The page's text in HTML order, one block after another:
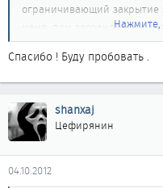
ограничивающий закрытие
меня, при засраном
выставили (как девятке))) Я
заслонку (чтоб не
Сделал обучение, и комп
помощью щупа) и почти
Нажмите,
Спасибо ! Буду пробовать .
shanxaj
Цефирянин
04.10.2012